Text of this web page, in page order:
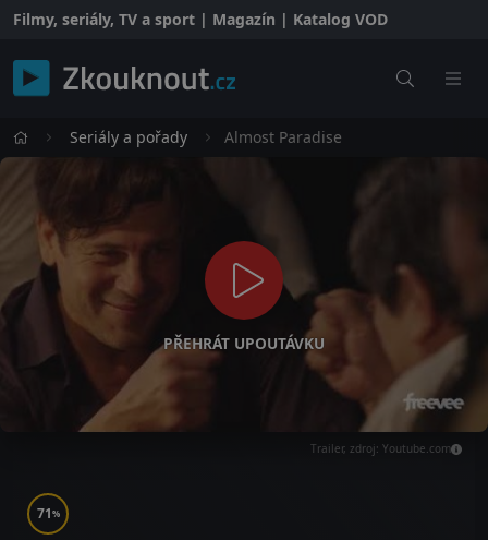
Filmy, seriály, TV a sport | Magazín | Katalog VOD
Seriály a pořady Almost Paradise
PŘEHRÁT UPOUTÁVKU
Trailer, zdroj: Youtube.com
71%